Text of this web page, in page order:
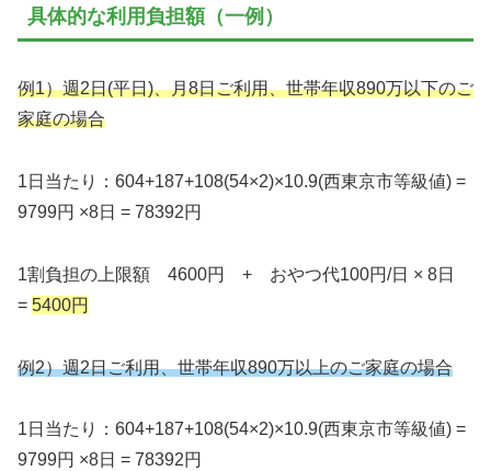
具体的な利用負担額（一例）
例1）週2日(平日)、月8日ご利用、世帯年収890万以下のご
家庭の場合
1日当たり：604+187+108(54×2)×10.9(西東京市等級値) =
9799円 ×8日 = 78392円
1割負担の上限額 4600円 + おやつ代100円/日 × 8日
= 5400円
例2）週2日ご利用、世帯年収890万以上のご家庭の場合
1日当たり：604+187+108(54×2)×10.9(西東京市等級値) =
9799円 ×8日 = 78392円